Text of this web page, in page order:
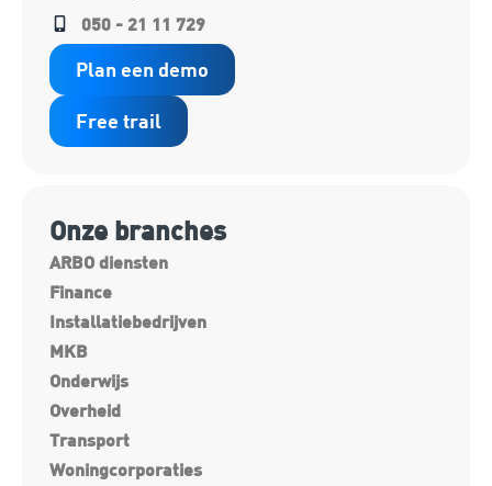
050 - 21 11 729
Plan een demo
Free trail
Onze branches
ARBO diensten
Finance
Installatiebedrijven
MKB
Onderwijs
Overheid
Transport
Woningcorporaties